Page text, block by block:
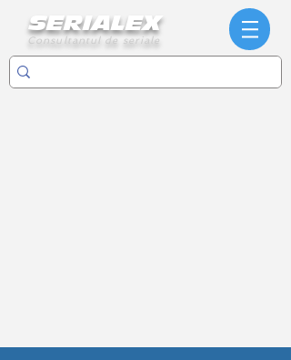
SERIALEX
Consultantul de seriale